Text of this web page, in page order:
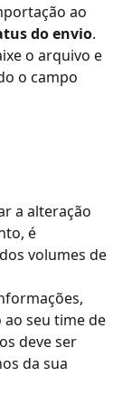
ao
do envio.
o arquivo e
o campo
a alteração
é
volumes de
seu time de
deve ser
da sua